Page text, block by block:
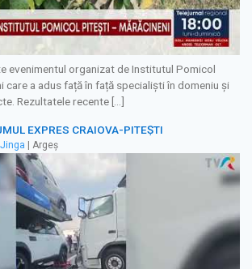
evenimentul organizat de Institutul Pomicol
care a adus față în față specialiști în domeniu și
Rezultatele recente […]
EXPRES CRAIOVA-PITEȘTI
| Argeș